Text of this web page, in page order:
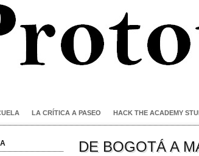
LA CRÍTICA A PASEO HACK THE ACADEMY
DE BOGOTÁ A